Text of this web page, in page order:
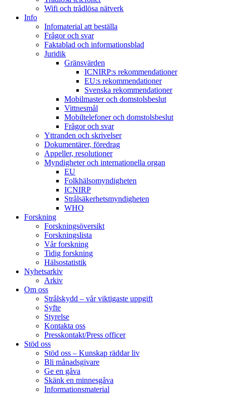
Wifi och trådlösa nätverk
Info
Infomaterial att beställa
Frågor och svar
Faktablad och informationsblad
Juridik
Gränsvärden
ICNIRP:s rekommendationer
EU:s rekommendationer
Svenska rekommendationer
Mobilmaster och domstolsbeslut
Vittnesmål
Mobiltelefoner och domstolsbeslut
Frågor och svar
Yttranden och skrivelser
Dokumentärer, föredrag
Appeller, resolutioner
Myndigheter och internationella organ
EU
Folkhälsomyndigheten
ICNIRP
Strålsäkerhetsmyndigheten
WHO
Forskning
Forskningsöversikt
Forskningslista
Vår forskning
Tidig forskning
Hälsostatistik
Nyhetsarkiv
Arkiv
Om oss
Strålskydd – vår viktigaste uppgift
Syfte
Styrelse
Kontakta oss
Presskontakt/Press officer
Stöd oss
Stöd oss – Kunskap räddar liv
Bli månadsgivare
Ge en gåva
Skänk en minnesgåva
Informationsmaterial